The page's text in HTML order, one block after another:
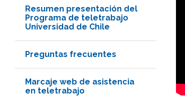
Resumen presentación del
Programa de teletrabajo
Universidad de Chile
Preguntas frecuentes
Marcaje web de asistencia
en teletrabajo